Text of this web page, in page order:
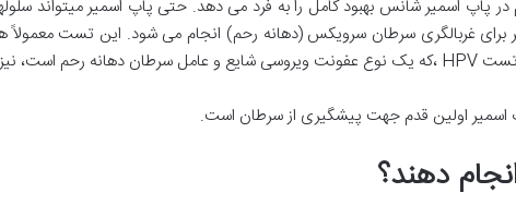
اسمیر شانس بهبود کامل را به فرد می دهد. حتی پاپ اسمیر میتواند
برای غربالگری سرطان سرویکس (دهانه رحم) انجام می شود. این تست معمولاً
اولین قدم جهت پیشگیری از سرطان است.
دهند؟